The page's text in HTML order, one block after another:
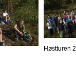
Høstturen